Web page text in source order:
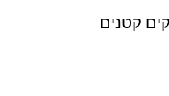
קטנים